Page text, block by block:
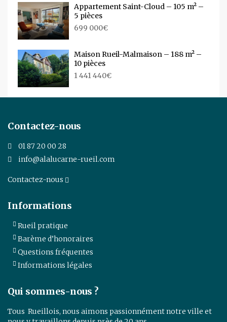
Appartement Saint-Cloud – 105 m² –
5 pièces
699 000€
Maison Rueil-Malmaison – 188 m² –
10 pièces
1 441 440€
Contactez-nous
01 87 20 00 28
info@alalucarne-rueil.com
Contactez-nous
Informations
Rueil pratique
Barème d’honoraires
Questions fréquentes
Informations légales
Qui sommes-nous ?
Tous Rueillois, nous aimons passionnément notre ville et